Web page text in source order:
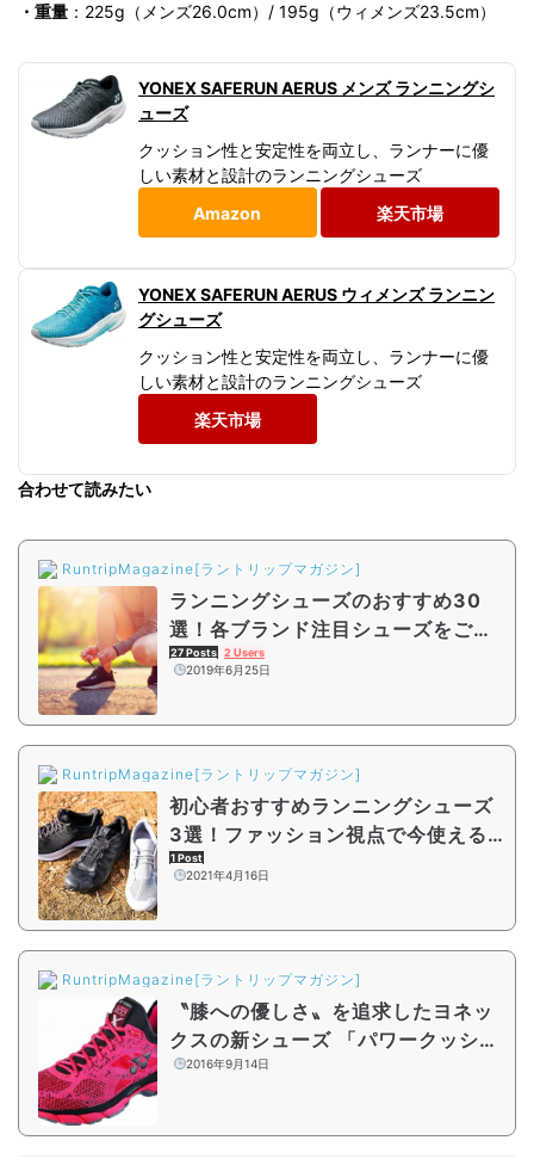
・重量 ：225g（メンズ26.0cm）/ 195g（ウィメンズ23.5cm）
YONEX SAFERUN AERUS メンズ ランニングシ
ューズ
クッション性と安定性を両立し、ランナーに優
しい素材と設計のランニングシューズ
Amazon
楽天市場
YONEX SAFERUN AERUS ウィメンズ ランニン
グシューズ
クッション性と安定性を両立し、ランナーに優
しい素材と設計のランニングシューズ
楽天市場
合わせて読みたい
RuntripMagazine[ラントリップマガジン]
ランニングシューズのおすすめ30
選！各ブランド注目シューズをご紹
介
27 Posts 2 Users
2019年6月25日
RuntripMagazine[ラントリップマガジン]
初心者おすすめランニングシューズ
3選！ファッション視点で今使える
シューズは？【メンズ編】
1 Post
2021年4月16日
RuntripMagazine[ラントリップマガジン]
〝膝への優しさ〟を追求したヨネッ
クスの新シューズ 「パワークッショ
ン セーフラン800X」 10月上旬発
2016年9月14日